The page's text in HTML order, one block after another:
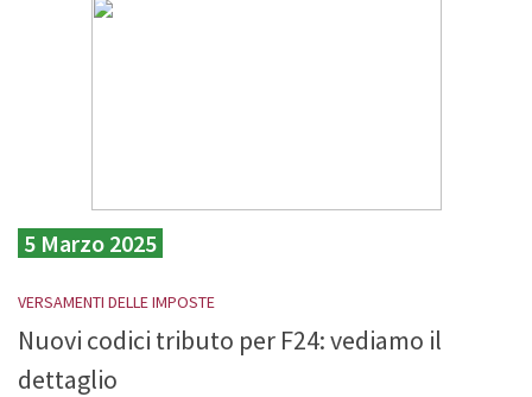
5 Marzo 2025
VERSAMENTI DELLE IMPOSTE
Nuovi codici tributo per F24: vediamo il
dettaglio